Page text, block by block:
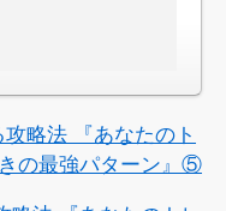
略法 『あなたのト
の最強パターン』⑤